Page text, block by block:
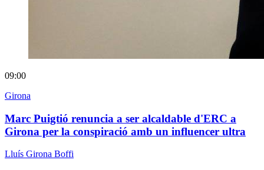
09:00
Girona
Marc Puigtió renuncia a ser alcaldable d'ERC a
Girona per la conspiració amb un influencer ultra
Lluís Girona Boffi